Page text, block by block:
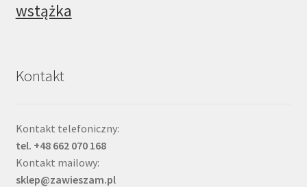
wstążka
Kontakt
Kontakt telefoniczny:
tel. +48 662 070 168
Kontakt mailowy:
sklep@zawieszam.pl